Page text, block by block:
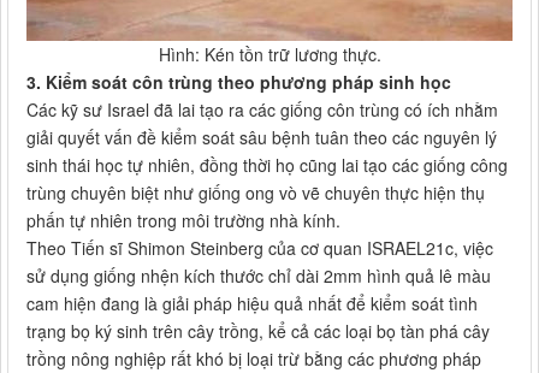
Hình: Kén tồn trữ lương thực.
3. Kiểm soát côn trùng theo phương pháp sinh học
Các kỹ sư Israel đã lai tạo ra các giống côn trùng có ích nhằm
giải quyết vấn đề kiểm soát sâu bệnh tuân theo các nguyên lý
sinh thái học tự nhiên, đồng thời họ cũng lai tạo các giống công
trùng chuyên biệt như giống ong vò vẽ chuyên thực hiện thụ
phấn tự nhiên trong môi trường nhà kính.
Theo Tiến sĩ Shimon Steinberg của cơ quan ISRAEL21c, việc
sử dụng giống nhện kích thước chỉ dài 2mm hình quả lê màu
cam hiện đang là giải pháp hiệu quả nhất để kiểm soát tình
trạng bọ ký sinh trên cây trồng, kể cả các loại bọ tàn phá cây
trồng nông nghiệp rất khó bị loại trừ bằng các phương pháp